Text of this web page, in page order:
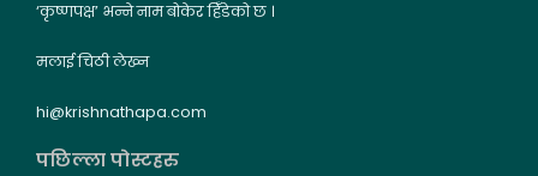
‘कृष्णपक्ष’ भन्ने नाम बोकेर हिँडेको छ ।
मलाई चिठी लेख्न
hi@krishnathapa.com
पछिल्ला पोस्टहरु